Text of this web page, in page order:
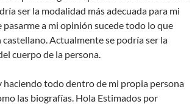
ser la modalidad más adecuada para mi
pasarme a mi opinión sucede todo lo que
Actualmente se podría ser la
cuerpo de la persona.
haciendo todo dentro de mi propia persona
las biografías. Hola Estimados por